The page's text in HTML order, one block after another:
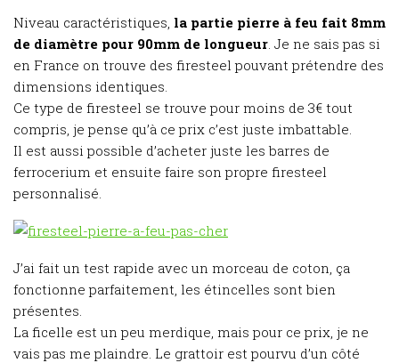
Niveau caractéristiques, la partie pierre à feu fait 8mm
de diamètre pour 90mm de longueur. Je ne sais pas si
en France on trouve des firesteel pouvant prétendre des
dimensions identiques.
Ce type de firesteel se trouve pour moins de 3€ tout
compris, je pense qu’à ce prix c’est juste imbattable.
Il est aussi possible d’acheter juste les barres de
ferrocerium et ensuite faire son propre firesteel
personnalisé.
J’ai fait un test rapide avec un morceau de coton, ça
fonctionne parfaitement, les étincelles sont bien
présentes.
La ficelle est un peu merdique, mais pour ce prix, je ne
vais pas me plaindre. Le grattoir est pourvu d’un côté